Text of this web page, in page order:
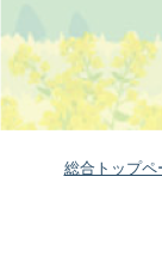
総合トップペ